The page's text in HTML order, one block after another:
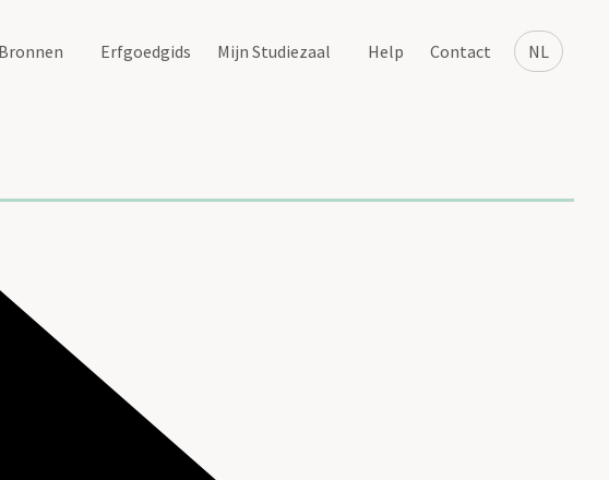
NL
Bronnen Erfgoedgids Mijn Studiezaal Help Contact